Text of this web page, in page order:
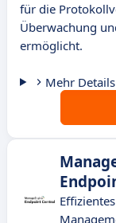
für die
Überwachung
ermöglicht.
Mehr